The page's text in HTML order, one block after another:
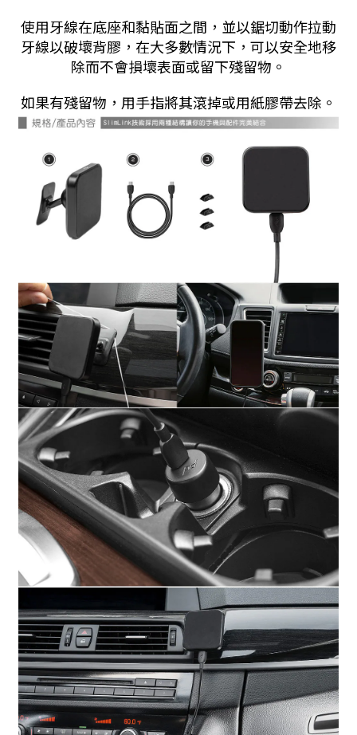
使用牙線在底座和黏貼面之間，並以鋸切動作拉動
牙線以破壞背膠，在大多數情況下，可以安全地移
除而不會損壞表面或留下殘留物。
如果有殘留物，用手指將其滾掉或用紙膠帶去除。